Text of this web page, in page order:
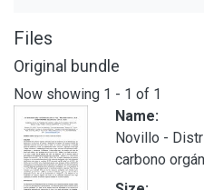
Files
Original bundle
Now showing 1 - 1 of 1
Name:
Novillo -
carbono